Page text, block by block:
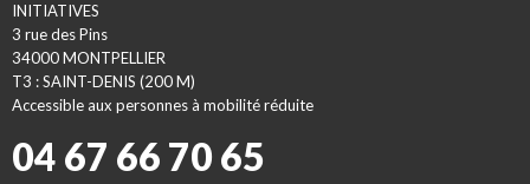
INITIATIVES
3 rue des Pins
34000 MONTPELLIER
T3 : SAINT-DENIS (200 M)
Accessible aux personnes à mobilité réduite
04 67 66 70 65